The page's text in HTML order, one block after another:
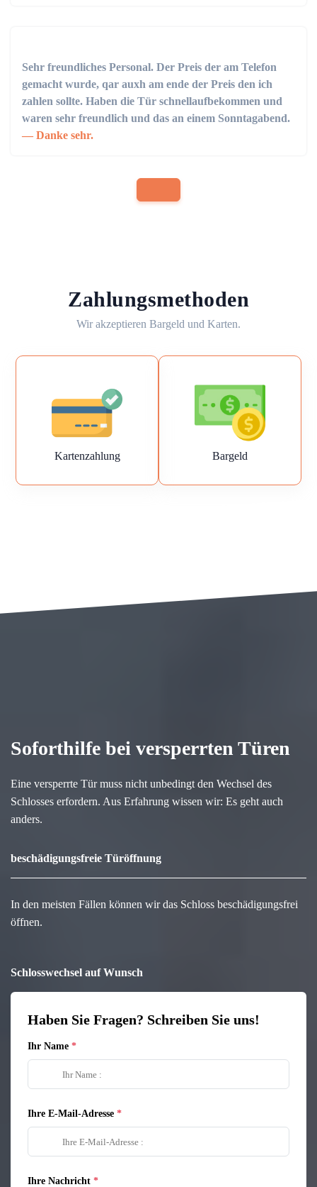
Sehr freundliches Personal. Der Preis der am Telefon
gemacht wurde, qar auxh am ende der Preis den ich
zahlen sollte. Haben die Tür schnellaufbekommen und
waren sehr freundlich und das an einem Sonntagabend.
Danke sehr.
Zahlungsmethoden
Wir akzeptieren Bargeld und Karten.
Kartenzahlung Bargeld
Soforthilfe bei versperrten Türen
Eine versperrte Tür muss nicht unbedingt den Wechsel des
Schlosses erfordern. Aus Erfahrung wissen wir: Es geht auch
anders.
beschädigungsfreie Türöffnung
In den meisten Fällen können wir das Schloss beschädigungsfrei
öffnen.
Schlosswechsel auf Wunsch
Haben Sie Fragen? Schreiben Sie uns!
Ihr Name
Ihre E-Mail-Adresse
Ihre Nachricht